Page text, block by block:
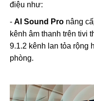
điệu như:
- AI Sound Pro nâng
kênh âm thanh trên tivi
9.1.2 kênh lan tỏa rộng
phòng.